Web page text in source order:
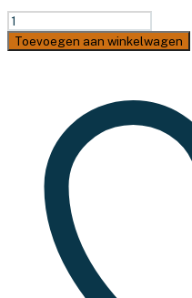
Eurotrail
-
Pakbandenset
aantal
Toevoegen aan winkelwagen